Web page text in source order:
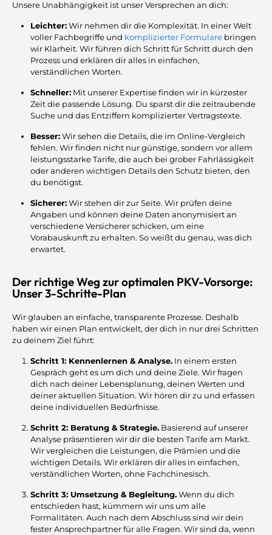
Unsere Unabhängigkeit ist unser Versprechen an dich:
Leichter:Wir nehmen dir die Komplexität. In einer Welt
voller Fachbegriffe und komplizierter Formulare bringen
wir Klarheit. Wir führen dich Schritt für Schritt durch den
Prozess und erklären dir alles in einfachen,
verständlichen Worten.
Schneller: Mit unserer Expertise finden wir in kürzester
Zeit die passende Lösung. Du sparst dir die zeitraubende
Suche und das Entziffern komplizierter Vertragstexte.
Besser:Wir sehen die Details, die im Online-Vergleich
fehlen. Wir finden nicht nur günstige, sondern vor allem
leistungsstarke Tarife, die auch bei grober Fahrlässigkeit
oder anderen wichtigen Details den Schutz bieten, den
du benötigst.
Sicherer:Wir stehen dir zur Seite. Wir prüfen deine
Angaben und können deine Daten anonymisiert an
verschiedene Versicherer schicken, um eine
Vorabauskunft zu erhalten. So weißt du genau, was dich
erwartet.
Der richtige Weg zur optimalen PKV-Vorsorge:
Unser 3-Schritte-Plan
Wir glauben an einfache, transparente Prozesse. Deshalb
haben wir einen Plan entwickelt, der dich in nur drei Schritten
zu deinem Ziel führt:
Schritt 1: Kennenlernen & Analyse. In einem ersten
Gespräch geht es um dich und deine Ziele. Wir fragen
dich nach deiner Lebensplanung, deinen Werten und
deiner aktuellen Situation. Wir hören dir zu und erfassen
deine individuellen Bedürfnisse.
Schritt 2: Beratung & Strategie. Basierend auf unserer
Analyse präsentieren wir dir die besten Tarife am Markt.
Wir vergleichen die Leistungen, die Prämien und die
wichtigen Details. Wir erklären dir alles in einfachen,
verständlichen Worten, ohne Fachchinesisch.
Schritt 3: Umsetzung & Begleitung.Wenn du dich
entschieden hast, kümmern wir uns um alle
Formalitäten. Auch nach dem Abschluss sind wir dein
fester Ansprechpartner für alle Fragen. Wir sind da, wenn